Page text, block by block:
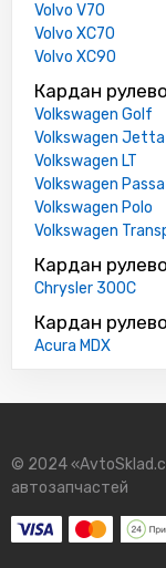
Volvo V70
Volvo XC70
Volvo XC90
Кардан
Volkswagen Golf
Volkswagen Jetta
Volkswagen LT
Volkswagen
Volkswagen Polo
Volkswagen
Кардан
Chrysler 300C
Кардан
Acura MDX
© 2024
автозапчастей